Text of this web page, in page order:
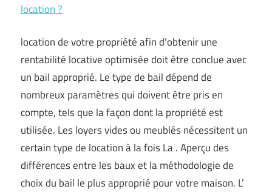
location ?
location de votre propriété afin d’obtenir une
rentabilité locative optimisée doit être conclue avec
un bail approprié. Le type de bail dépend de
nombreux paramètres qui doivent être pris en
compte, tels que la façon dont la propriété est
utilisée. Les loyers vides ou meublés nécessitent un
certain type de location à la fois La . Aperçu des
différences entre les baux et la méthodologie de
choix du bail le plus approprié pour votre maison. L’